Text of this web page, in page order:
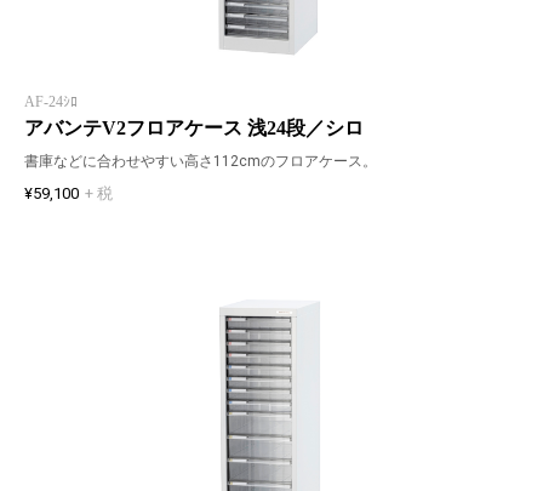
AF-24ｼﾛ
アバンテV2フロアケース 浅24段／シロ
書庫などに合わせやすい高さ112cmのフロアケース。
¥59,100 + 税